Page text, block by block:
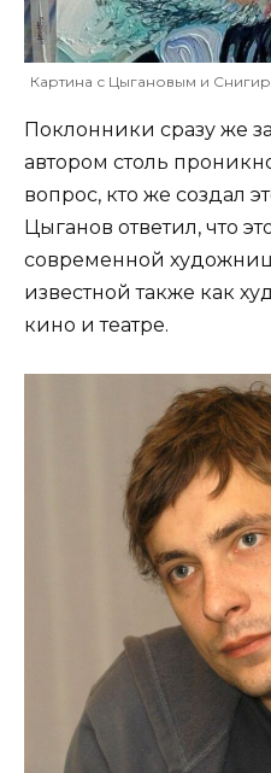
Картина с Цыгановым и
Поклонники сразу же
автором столь
вопрос, кто же создал
Цыганов ответил, что
современной
известной также как
кино и театре.